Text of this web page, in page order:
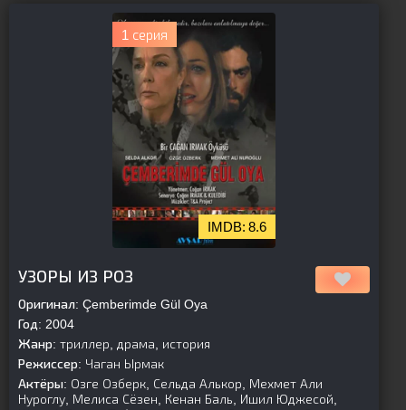
1 серия
8.6
УЗОРЫ ИЗ РОЗ
Оригинал: Çemberimde Gül Oya
Год: 2004
Жанр: триллер, драма, история
Режиссер: Чаган Ырмак
Актёры: Озге Озберк, Сельда Алькор, Мехмет Али
Нуроглу, Мелиса Сёзен, Кенан Баль, Ишил Юджесой,